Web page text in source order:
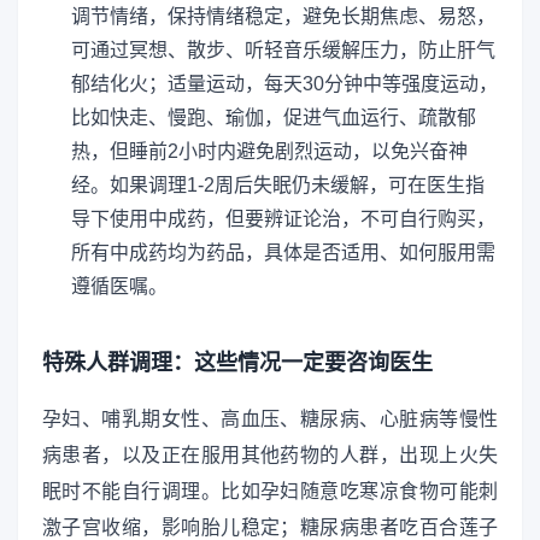
调节情绪，保持情绪稳定，避免长期焦虑、易怒，
可通过冥想、散步、听轻音乐缓解压力，防止肝气
郁结化火；适量运动，每天30分钟中等强度运动，
比如快走、慢跑、瑜伽，促进气血运行、疏散郁
热，但睡前2小时内避免剧烈运动，以免兴奋神
经。如果调理1-2周后失眠仍未缓解，可在医生指
导下使用中成药，但要辨证论治，不可自行购买，
所有中成药均为药品，具体是否适用、如何服用需
遵循医嘱。
特殊人群调理：这些情况一定要咨询医生
孕妇、哺乳期女性、高血压、糖尿病、心脏病等慢性
病患者，以及正在服用其他药物的人群，出现上火失
眠时不能自行调理。比如孕妇随意吃寒凉食物可能刺
激子宫收缩，影响胎儿稳定；糖尿病患者吃百合莲子